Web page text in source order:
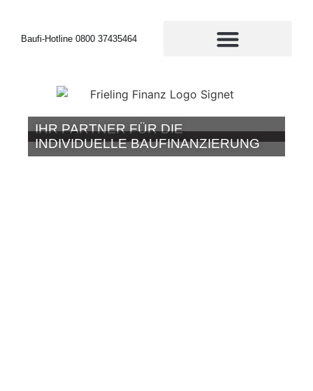
Baufi-Hotline 0800 37435464
IHR PARTNER FÜR DIE
INDIVIDUELLE BAUFINANZIERUNG